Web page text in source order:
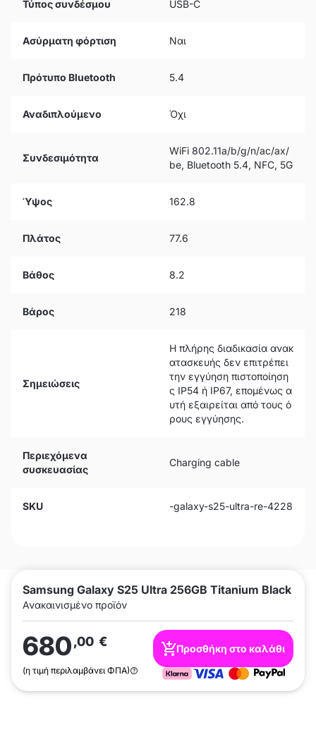
Samsung Galaxy S25 Ultra 256GB Titanium Black
Ανακαινισμένο προϊόν
680,00 €
(η τιμή περιλαμβάνει ΦΠΑ)
Προσθήκη στο καλάθι
Τύπος συνδέσμου USB-C
Ασύρματη φόρτιση Ναι
Πρότυπο Bluetooth 5.4
Αναδιπλούμενο Όχι
Συνδεσιμότητα
WiFi 802.11a/b/g/n/ac/ax/
be, Bluetooth 5.4, NFC, 5G
Ύψος 162.8
Πλάτος 77.6
Βάθος 8.2
Βάρος 218
Σημειώσεις
Η πλήρης διαδικασία ανακ
ατασκευής δεν επιτρέπει
την εγγύηση πιστοποίηση
ς IP54 ή IP67, επομένως α
υτή εξαιρείται από τους ό
ρους εγγύησης.
Περιεχόμενα
συσκευασίας
Charging cable
SKU -galaxy-s25-ultra-re-4228